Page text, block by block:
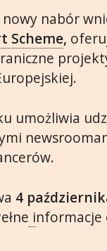
nowy nabór
Scheme,
umożliwia
4
informacje